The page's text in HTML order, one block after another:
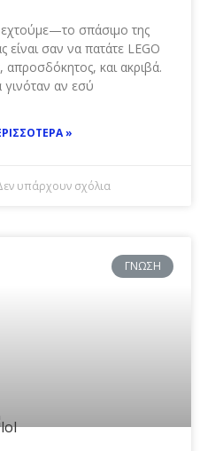
σπάσιμο της
σαν να πατάτε LEGO
και ακριβά.
γινόταν αν εσύ
»
υπάρχουν σχόλια
ΓΝΏΣΗ